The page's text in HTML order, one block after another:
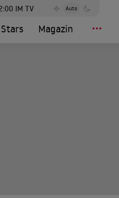
IM TV Auto
Stars Magazin